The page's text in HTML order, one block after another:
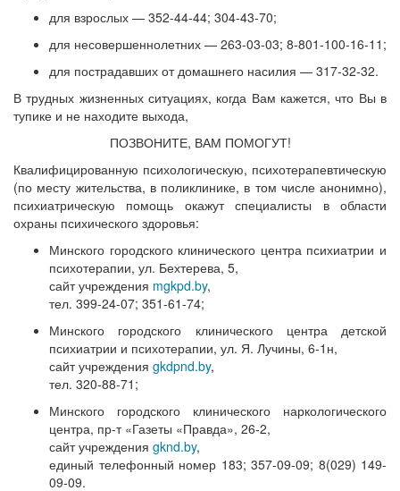
для взрослых — 352-44-44; 304-43-70;
для несовершеннолетних — 263-03-03; 8-801-100-16-11;
для пострадавших от домашнего насилия — 317-32-32.
В трудных жизненных ситуациях, когда Вам кажется, что Вы в
тупике и не находите выхода,
ПОЗВОНИТЕ, ВАМ ПОМОГУТ!
Квалифицированную психологическую, психотерапевтическую
(по месту жительства, в поликлинике, в том числе анонимно),
психиатрическую помощь окажут специалисты в области
охраны психического здоровья:
Минского городского клинического центра психиатрии и
психотерапии, ул. Бехтерева, 5,
сайт учреждения mgkpd.by,
тел. 399-24-07; 351-61-74;
Минского городского клинического центра детской
психиатрии и психотерапии, ул. Я. Лучины, 6-1н,
сайт учреждения gkdpnd.by,
тел. 320-88-71;
Минского городского клинического наркологического
центра, пр-т «Газеты «Правда», 26-2,
сайт учреждения gknd.by,
единый телефонный номер 183; 357-09-09; 8(029) 149-
09-09.